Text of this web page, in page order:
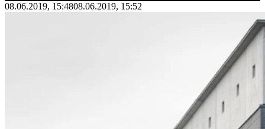
08.06.2019, 15:4808.06.2019, 15:52